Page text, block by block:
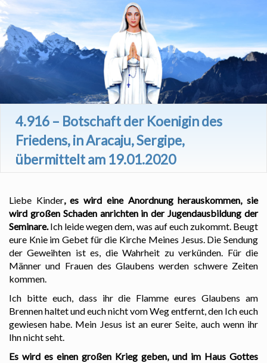
4.916 – Botschaft der Koenigin des
Friedens, in Aracaju, Sergipe,
übermittelt am 19.01.2020
Liebe Kinder,es wird eine Anordnung herauskommen, sie
wird großen Schaden anrichten in der Jugendausbildung der
Seminare.Ich leide wegen dem, was auf euch zukommt. Beugt
eure Knie im Gebet für die Kirche Meines Jesus. Die Sendung
der Geweihten ist es, die Wahrheit zu verkünden. Für die
Männer und Frauen des Glaubens werden schwere Zeiten
kommen.
Ich bitte euch, dass ihr die Flamme eures Glaubens am
Brennen haltet und euch nicht vom Weg entfernt, den Ich euch
gewiesen habe. Mein Jesus ist an eurer Seite, auch wenn ihr
Ihn nicht seht.
Es wird es einen großen Krieg geben, und im Haus Gottes